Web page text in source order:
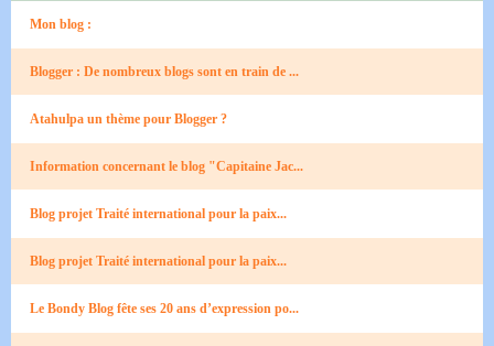
Mon blog :
Blogger : De nombreux blogs sont en train de ...
Atahulpa un thème pour Blogger ?
Information concernant le blog "Capitaine Jac...
Blog projet Traité international pour la paix...
Blog projet Traité international pour la paix...
Le Bondy Blog fête ses 20 ans d’expression po...